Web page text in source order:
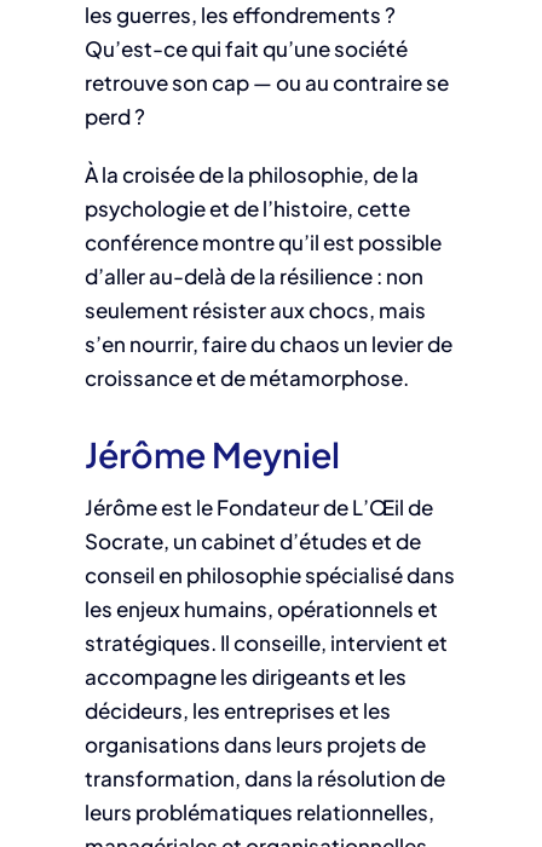
les guerres, les effondrements ?
Qu’est-ce qui fait qu’une société
retrouve son cap — ou au contraire se
perd ?
À la croisée de la philosophie, de la
psychologie et de l’histoire, cette
conférence montre qu’il est possible
d’aller au-delà de la résilience : non
seulement résister aux chocs, mais
s’en nourrir, faire du chaos un levier de
croissance et de métamorphose.
Jérôme Meyniel
Jérôme est le Fondateur de L’Œil de
Socrate, un cabinet d’études et de
conseil en philosophie spécialisé dans
les enjeux humains, opérationnels et
stratégiques. Il conseille, intervient et
accompagne les dirigeants et les
décideurs, les entreprises et les
organisations dans leurs projets de
transformation, dans la résolution de
leurs problématiques relationnelles,